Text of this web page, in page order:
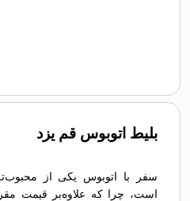
بلیط اتوبوس قم يزد
سفر با اتوبوس یکی از
است، چرا که علاوه‌بر قیمت